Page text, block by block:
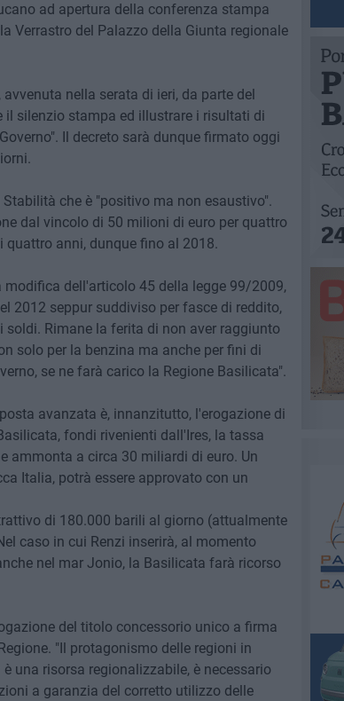
ad apertura della conferenza stampa
Verrastro del Palazzo della Giunta regionale
nella serata di ieri, da parte del
il silenzio stampa ed illustrare i risultati di
Il decreto sarà dunque firmato oggi
che è "positivo ma non esaustivo".
dal vincolo di 50 milioni di euro per quattro
quattro anni, dunque fino al 2018.
dell'articolo 45 della legge 99/2009,
2012 seppur suddiviso per fasce di reddito,
soldi. Rimane la ferita di non aver raggiunto
solo per la benzina ma anche per fini di
se ne farà carico la Regione Basilicata".
avanzata è, innanzitutto, l'erogazione di
fondi rivenienti dall'Ires, la tassa
ammonta a circa 30 miliardi di euro. Un
Italia, potrà essere approvato con un
di 180.000 barili al giorno (attualmente
caso in cui Renzi inserirà, al momento
nel mar Jonio, la Basilicata farà ricorso
del titolo concessorio unico a firma
"Il protagonismo delle regioni in
una risorsa regionalizzabile, è necessario
a garanzia del corretto utilizzo delle